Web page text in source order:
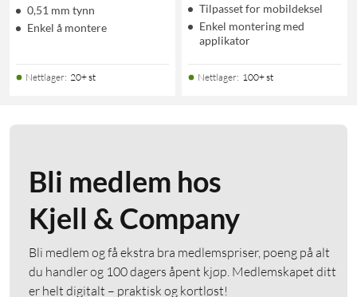
0,51 mm tynn
Enkel å montere
Nettlager: 20+ st
Tilpasset for mobildeksel
Enkel montering med
applikator
Nettlager: 100+ st
Bli medlem hos
Kjell & Company
Bli medlem og få ekstra bra medlemspriser, poeng på alt
du handler og 100 dagers åpent kjøp. Medlemskapet ditt
er helt digitalt – praktisk og kortløst!